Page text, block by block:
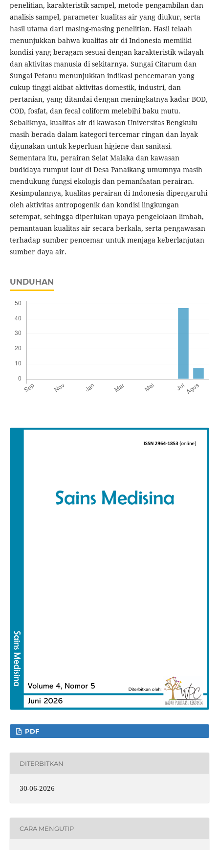
penelitian, karakteristik sampel, metode pengambilan dan
analisis sampel, parameter kualitas air yang diukur, serta
hasil utama dari masing-masing penelitian. Hasil telaah
menunjukkan bahwa kualitas air di Indonesia memiliki
kondisi yang beragam sesuai dengan karakteristik wilayah
dan aktivitas manusia di sekitarnya. Sungai Citarum dan
Sungai Petanu menunjukkan indikasi pencemaran yang
cukup tinggi akibat aktivitas domestik, industri, dan
pertanian, yang ditandai dengan meningkatnya kadar BOD,
COD, fosfat, dan fecal coliform melebihi baku mutu.
Sebaliknya, kualitas air di kawasan Universitas Bengkulu
masih berada dalam kategori tercemar ringan dan layak
digunakan untuk keperluan higiene dan sanitasi.
Sementara itu, perairan Selat Malaka dan kawasan
budidaya rumput laut di Desa Panaikang umumnya masih
mendukung fungsi ekologis dan pemanfaatan perairan.
Kesimpulannya, kualitas perairan di Indonesia dipengaruhi
oleh aktivitas antropogenik dan kondisi lingkungan
setempat, sehingga diperlukan upaya pengelolaan limbah,
pemantauan kualitas air secara berkala, serta pengawasan
terhadap sumber pencemar untuk menjaga keberlanjutan
sumber daya air.
UNDUHAN
PDF
DITERBITKAN
30-06-2026
CARA MENGUTIP